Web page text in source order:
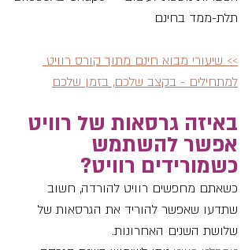
תלת-ממד בחינם
>> שיעורי מבוא חינם מתוך קורס רוויט
למתחילים - בקצב שלכם, בזמן שלכם
באיזה גרסאות של רוויט
אפשר להשתמש
כשמורידים רוויט?
כשאתם מחפשים רוויט להורדה, חשוב
שתדעו שאפשר להוריד את הגרסאות של
שלושת השנים האחרונות.